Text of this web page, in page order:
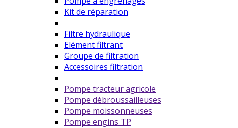
Kit de réparation
Filtre hydraulique
Elément filtrant
Groupe de filtration
Accessoires filtration
Pompe tracteur agricole
Pompe débroussailleuses
Pompe moissonneuses
Pompe engins TP